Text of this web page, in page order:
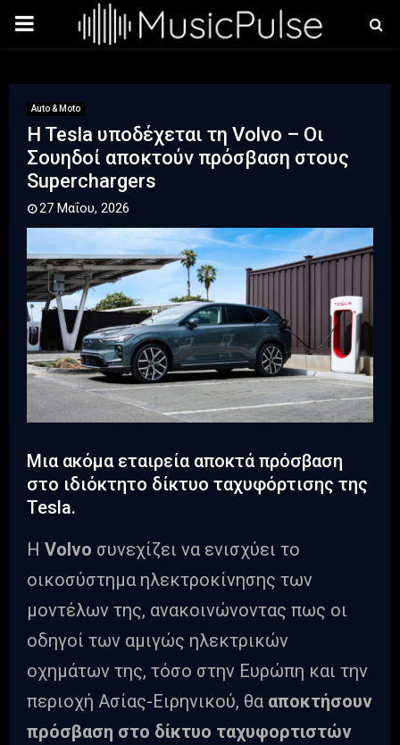
PRIMARY
Auto & Moto
H Tesla υποδέχεται τη Volvo – Οι
Σουηδοί αποκτούν πρόσβαση στους
Superchargers
27 Μαΐου, 2026
Μια ακόμα εταιρεία αποκτά πρόσβαση
στο ιδιόκτητο δίκτυο ταχυφόρτισης της
Tesla.
Η Volvo συνεχίζει να ενισχύει το
οικοσύστημα ηλεκτροκίνησης των
μοντέλων της, ανακοινώνοντας πως οι
οδηγοί των αμιγώς ηλεκτρικών
οχημάτων της, τόσο στην Ευρώπη και την
περιοχή Ασίας-Ειρηνικού, θα αποκτήσουν
πρόσβαση στο δίκτυο ταχυφορτιστών